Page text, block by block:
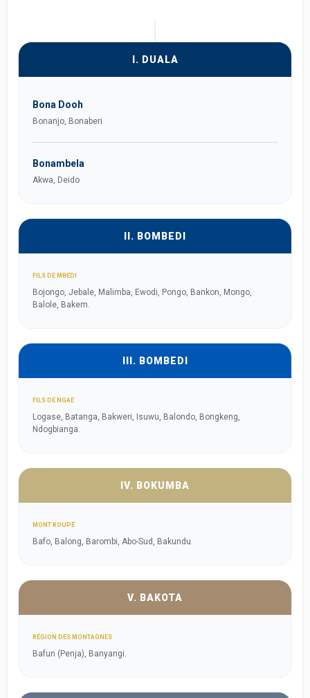
I. DUALA
Bona Dooh
Bonanjo, Bonaberi
Bonambela
Akwa, Deido
II. BOMBEDI
FILS DE MBEDI
Bojongo, Jebale, Malimba, Ewodi, Pongo, Bankon, Mongo,
Balole, Bakem.
III. BOMBEDI
FILS DE NGAE
Logase, Batanga, Bakweri, Isuwu, Balondo, Bongkeng,
Ndogbianga.
IV. BOKUMBA
MONT KOUPÉ
Bafo, Balong, Barombi, Abo-Sud, Bakundu.
V. BAKOTA
RÉGION DES MONTAGNES
Bafun (Penja), Banyangi.